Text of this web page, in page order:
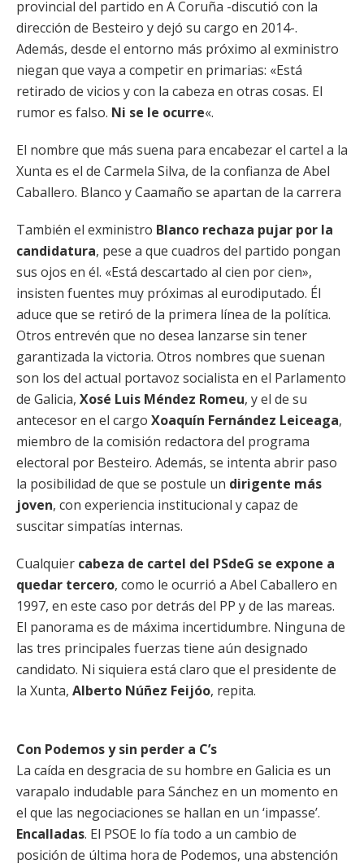
provincial del partido en A Coruña -discutió con la
dirección de Besteiro y dejó su cargo en 2014-.
Además, desde el entorno más próximo al exministro
niegan que vaya a competir en primarias: «Está
retirado de vicios y con la cabeza en otras cosas. El
rumor es falso. Ni se le ocurre«.
El nombre que más suena para encabezar el cartel a la
Xunta es el de Carmela Silva, de la confianza de Abel
Caballero. Blanco y Caamaño se apartan de la carrera
También el exministro Blanco rechaza pujar por la
candidatura, pese a que cuadros del partido pongan
sus ojos en él. «Está descartado al cien por cien»,
insisten fuentes muy próximas al eurodiputado. Él
aduce que se retiró de la primera línea de la política.
Otros entrevén que no desea lanzarse sin tener
garantizada la victoria. Otros nombres que suenan
son los del actual portavoz socialista en el Parlamento
de Galicia, Xosé Luis Méndez Romeu, y el de su
antecesor en el cargo Xoaquín Fernández Leiceaga,
miembro de la comisión redactora del programa
electoral por Besteiro. Además, se intenta abrir paso
la posibilidad de que se postule un dirigente más
joven, con experiencia institucional y capaz de
suscitar simpatías internas.
Cualquier cabeza de cartel del PSdeG se expone a
quedar tercero, como le ocurrió a Abel Caballero en
1997, en este caso por detrás del PP y de las mareas.
El panorama es de máxima incertidumbre. Ninguna de
las tres principales fuerzas tiene aún designado
candidato. Ni siquiera está claro que el presidente de
la Xunta, Alberto Núñez Feijóo, repita.
Con Podemos y sin perder a C’s
La caída en desgracia de su hombre en Galicia es un
varapalo indudable para Sánchez en un momento en
el que las negociaciones se hallan en un ‘impasse’.
Encalladas. El PSOE lo fía todo a un cambio de
posición de última hora de Podemos, una abstención